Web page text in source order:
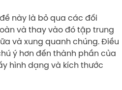
này là bỏ qua các đối
và thay vào đó tập trung
và xung quanh chúng. Điều
ý hơn đến thành phần của
hình dạng và kích thước